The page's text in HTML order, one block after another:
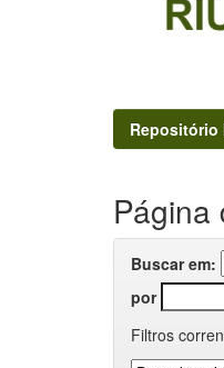
Repositório
Página
Buscar em:
por
Filtros